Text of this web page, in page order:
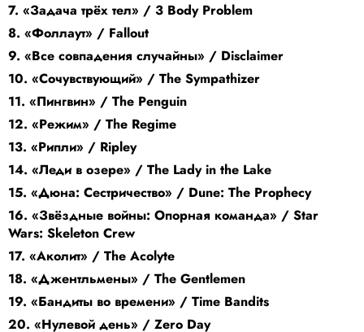
7. «Задача трёх тел» / 3 Body Problem
8. «Фоллаут» / Fallout
9. «Все совпадения случайны» / Disclaimer
10. «Сочувствующий» / The Sympathizer
11. «Пингвин» / The Penguin
12. «Режим» / The Regime
13. «Рипли» / Ripley
14. «Леди в озере» / The Lady in the Lake
15. «Дюна: Сестричество» / Dune: The Prophecy
16. «Звёздные войны: Опорная команда» / Star
Wars: Skeleton Crew
17. «Аколит» / The Acolyte
18. «Джентльмены» / The Gentlemen
19. «Бандиты во времени» / Time Bandits
20. «Нулевой день» / Zero Day